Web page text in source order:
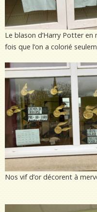
Le blason d’Harry Potter
fois que l’on a colorié
Nos vif d’or décorent à